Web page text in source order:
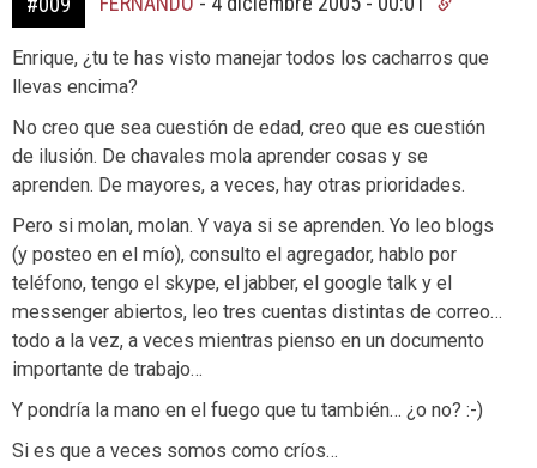
Enrique, ¿tu te has visto manejar todos los cacharros que
llevas encima?
No creo que sea cuestión de edad, creo que es cuestión
de ilusión. De chavales mola aprender cosas y se
aprenden. De mayores, a veces, hay otras prioridades.
Pero si molan, molan. Y vaya si se aprenden. Yo leo blogs
(y posteo en el mío), consulto el agregador, hablo por
teléfono, tengo el skype, el jabber, el google talk y el
messenger abiertos, leo tres cuentas distintas de correo…
todo a la vez, a veces mientras pienso en un documento
importante de trabajo…
Y pondría la mano en el fuego que tu también… ¿o no? :-)
Si es que a veces somos como críos…